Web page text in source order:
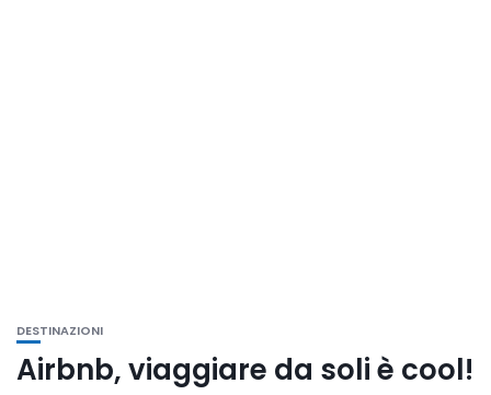
DESTINAZIONI
Airbnb, viaggiare da soli è cool!